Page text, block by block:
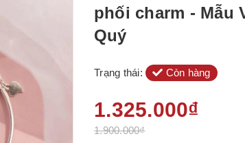
phối charm - Mẫu
Quý
Trạng thái: Còn hàng
1.325.000₫
1.900.000₫